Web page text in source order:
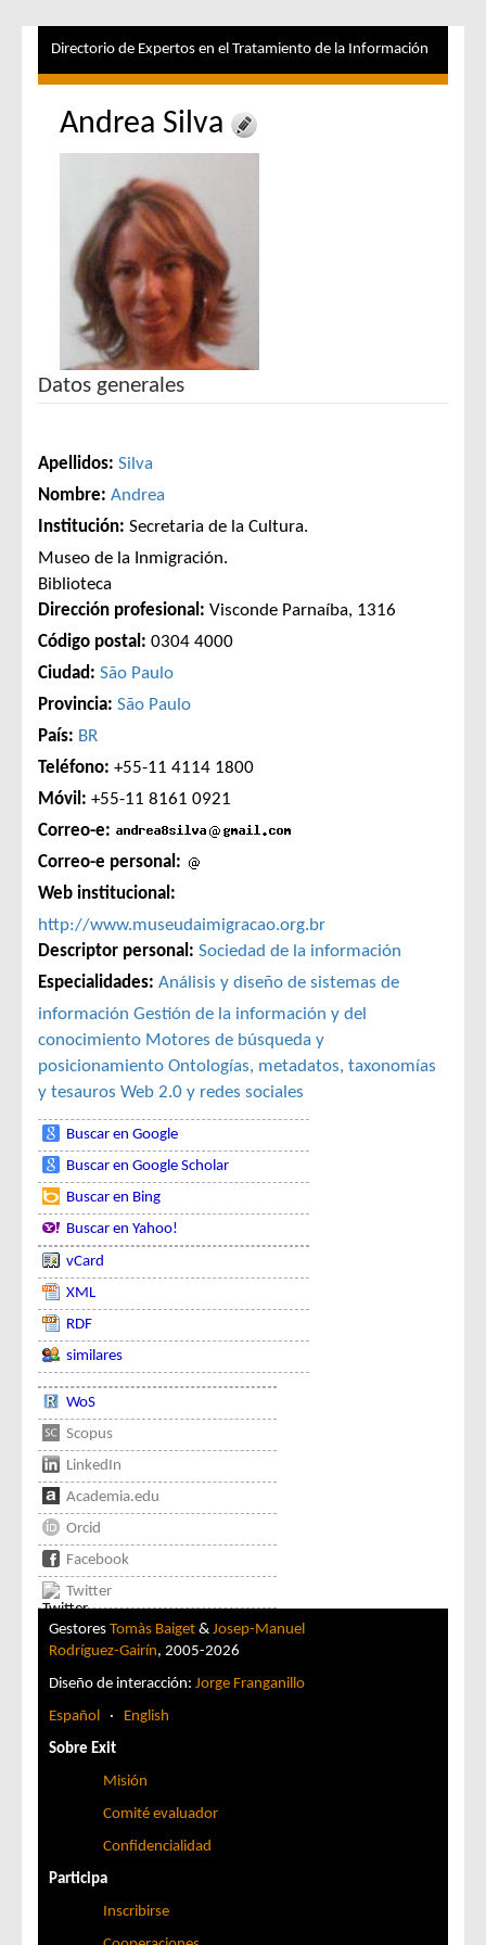
Directorio de Expertos en el Tratamiento de la Información
Andrea Silva
Datos generales
Apellidos: Silva
Nombre: Andrea
Institución: Secretaria de la Cultura.
Museo de la Inmigración.
Biblioteca
Dirección profesional: Visconde Parnaíba, 1316
Código postal: 0304 4000
Ciudad: São Paulo
Provincia: São Paulo
País: BR
Teléfono: +55-11 4114 1800
Móvil: +55-11 8161 0921
Correo-e:
Correo-e personal:
Web institucional:
http://www.museudaimigracao.org.br
Descriptor personal: Sociedad de la información
Especialidades: Análisis y diseño de sistemas de
información Gestión de la información y del
conocimiento Motores de búsqueda y
posicionamiento Ontologías, metadatos, taxonomías
y tesauros Web 2.0 y redes sociales
Buscar en Google
Buscar en Google Scholar
Buscar en Bing
Buscar en Yahoo!
vCard
XML
RDF
similares
WoS
Scopus
LinkedIn
Academia.edu
Orcid
Facebook
Twitter
Gestores Tomàs Baiget & Josep-Manuel
Rodríguez-Gairín, 2005-2026
Diseño de interacción: Jorge Franganillo
Español · English
Sobre Exit
Misión
Comité evaluador
Confidencialidad
Participa
Inscribirse